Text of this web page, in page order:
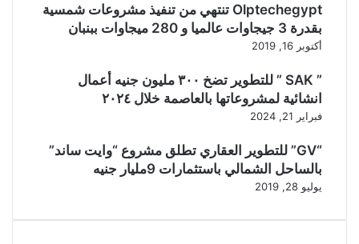
Olptechegypt تنتهي من تنفيذ مشروعات شمسية
بقدرة 3 جيجاوات عالميا و 280 ميجاوات ببنبان
أكتوبر 16, 2019
” SAK ” للتطوير تضخ ٣٠٠ مليون جنيه أعمال
انشائية لمشروعاتها بالعاصمة خلال ٢٠٢٤
فبراير 21, 2024
“GV” للتطوير العقاري تطلق مشروع “وايت ساند”
بالساحل الشمالي باستثمارات 9مليار جنيه
يوليو 28, 2019